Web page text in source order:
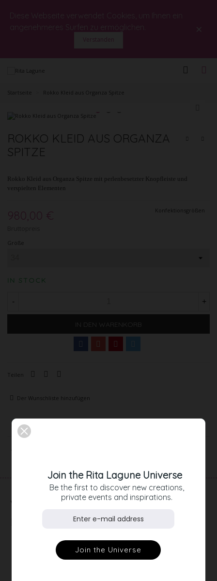
Diese Webseite verwendet Cookies, um Ihnen ein
angenehmeres Surfen zu ermöglichen.
Verstanden
×
Startseite Rokko Kleid aus Organza Spitze
ROKKO KLEID AUS ORGANZA
SPITZE
Rokko Kleid aus Organza Spitze mit perlenbesetzter Knopfleiste und
verspielten Elementen
980,00 € Konfektionsgrößen
Größe
IN STOCK
- +
IN DEN WARENKORB
Teilen
Der Wunschliste hinzufügen
Beschreibung
Artikeldetails
RELATED
Join the Rita Lagune Universe
Be the first to discover new creations,
private events and inspirations.